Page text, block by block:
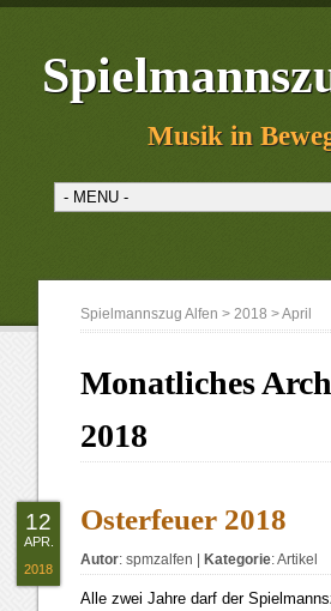
Musik in
Spielmannszug Alfen >2018 >April
Monatliches
2018
Osterfeuer 2018
Autor:spmzalfen Kategorie:Artikel
Alle zwei Jahre darf der
12
APR.
2018